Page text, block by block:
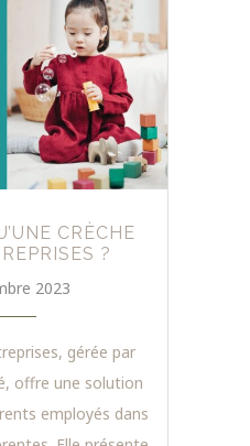
CRÈCHE
?
2023
gérée par
offre une solution
employés dans